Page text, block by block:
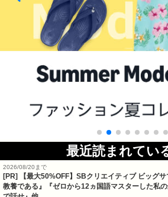
最近読まれてい
2026/08/20まで
[PR]
【最大50%OFF】SBクリエイティブ ビッグ
教養である』『ゼロから12ヵ国語マスターした私